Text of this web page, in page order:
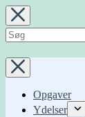
Fortsæt
til
indhold
Ingen
resultater
Opgaver
Ydelser